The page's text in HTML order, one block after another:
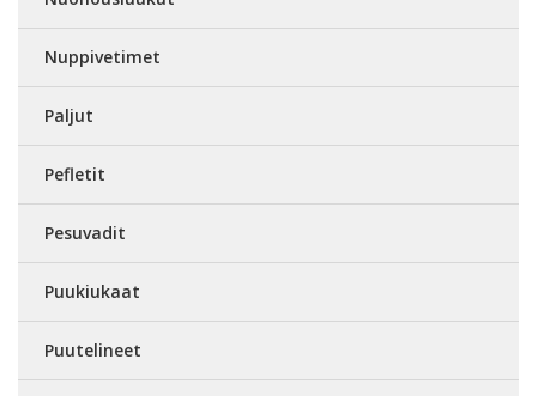
Nuppivetimet
Paljut
Pefletit
Pesuvadit
Puukiukaat
Puutelineet